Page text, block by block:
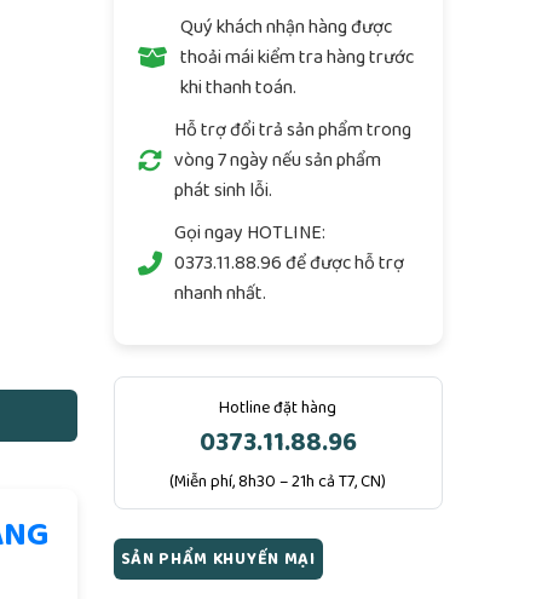
số lượng
Quý khách nhận hàng được
thoải mái kiểm tra hàng trước
khi thanh toán.
Hỗ trợ đổi trả sản phẩm trong
vòng 7 ngày nếu sản phẩm
phát sinh lỗi.
Gọi ngay HOTLINE:
0373.11.88.96để được hỗ trợ
nhanh nhất.
Hotline đặt hàng
0373.11.88.96
(Miễn phí, 8h30 – 21h cả T7, CN)
SẢN PHẨM KHUYẾN MẠI